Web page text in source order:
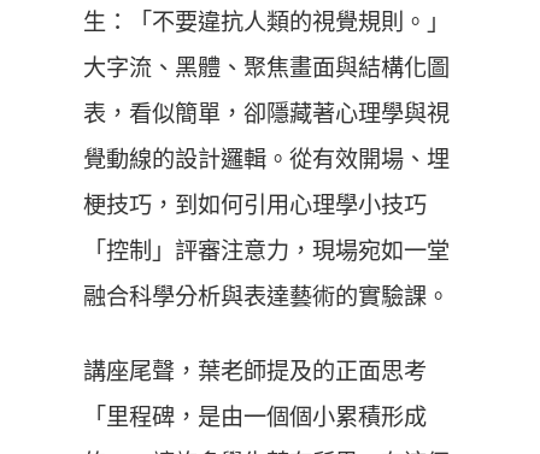
生：「不要違抗人類的視覺規則。」
大字流、黑體、聚焦畫面與結構化圖
表，看似簡單，卻隱藏著心理學與視
覺動線的設計邏輯。從有效開場、埋
梗技巧，到如何引用心理學小技巧
「控制」評審注意力，現場宛如一堂
融合科學分析與表達藝術的實驗課。
講座尾聲，葉老師提及的正面思考
「里程碑，是由一個個小累積形成